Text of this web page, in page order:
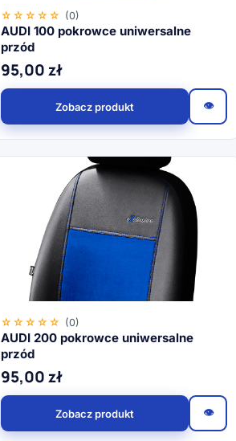
☆☆☆☆☆ (0)
AUDI 100 pokrowce uniwersalne
przód
95,00zł
Zobacz produkt 👁
☆☆☆☆☆ (0)
AUDI 200 pokrowce uniwersalne
przód
95,00zł
Zobacz produkt 👁